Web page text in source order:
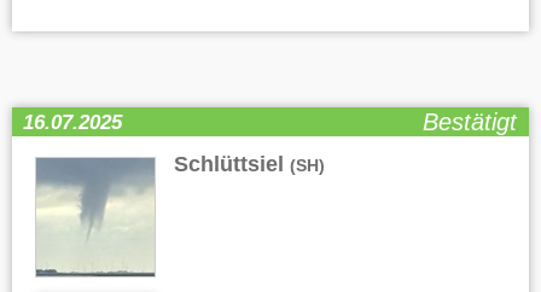
16.07.2025 Bestätigt
Schlüttsiel (SH)